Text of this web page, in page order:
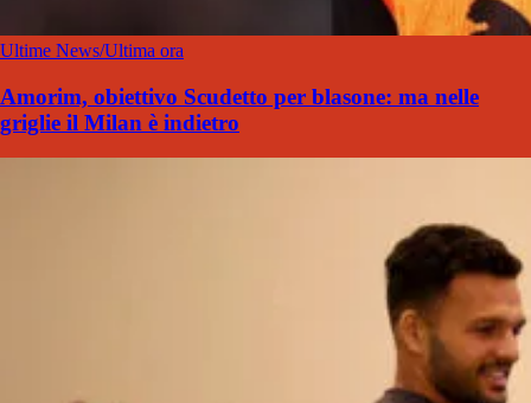
Ultime News/Ultima ora
Amorim, obiettivo Scudetto per blasone: ma nelle
griglie il Milan è indietro